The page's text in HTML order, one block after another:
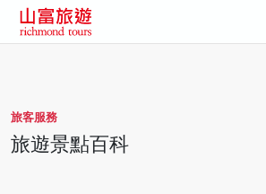
旅客服務
旅遊景點百科